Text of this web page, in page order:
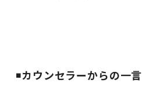
◾️カウンセラーからの一言